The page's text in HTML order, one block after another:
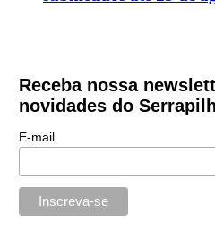
Receba nossa
novidades do
E-mail